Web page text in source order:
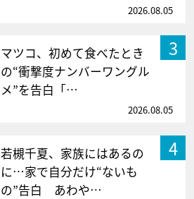
2026.08.05
3
マツコ、初めて食べたとき
の“衝撃度ナンバーワングル
メ”を告白「…
2026.08.05
4
若槻千夏、家族にはあるの
に…家で自分だけ“ないも
の”告白 あわや…